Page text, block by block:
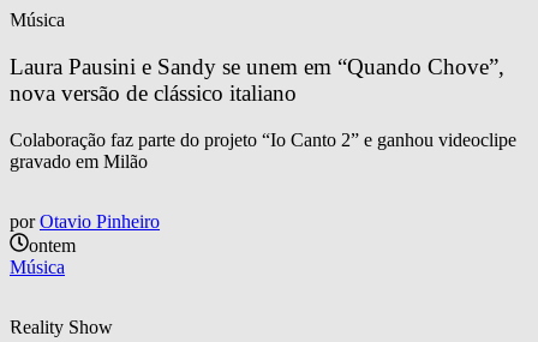
Música
Laura Pausini e Sandy se unem em “Quando Chove”,
nova versão de clássico italiano
Colaboração faz parte do projeto “Io Canto 2” e ganhou videoclipe
gravado em Milão
por Otavio Pinheiro
ontem
Música
Reality Show